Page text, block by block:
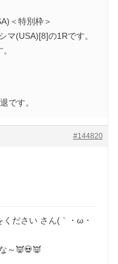
＜特別枠＞
マ(USA)[8]の1Rです。
です。
#144820
ださい さん(｀・ω・
～👿💀👿